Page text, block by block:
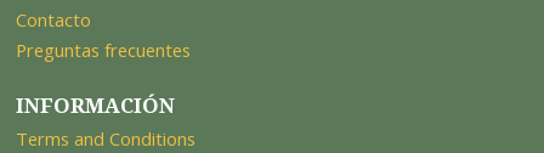
Contacto
Preguntas frecuentes
INFORMACIÓN
Terms and Conditions